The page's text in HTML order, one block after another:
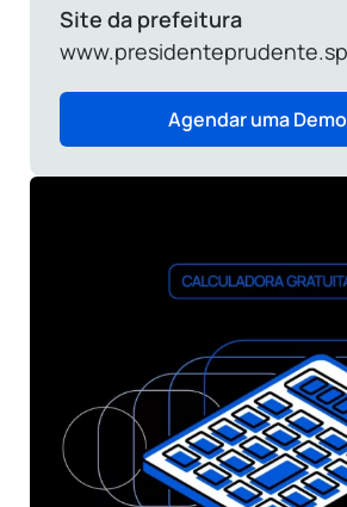
Site da prefeitura
Agendar uma Demo